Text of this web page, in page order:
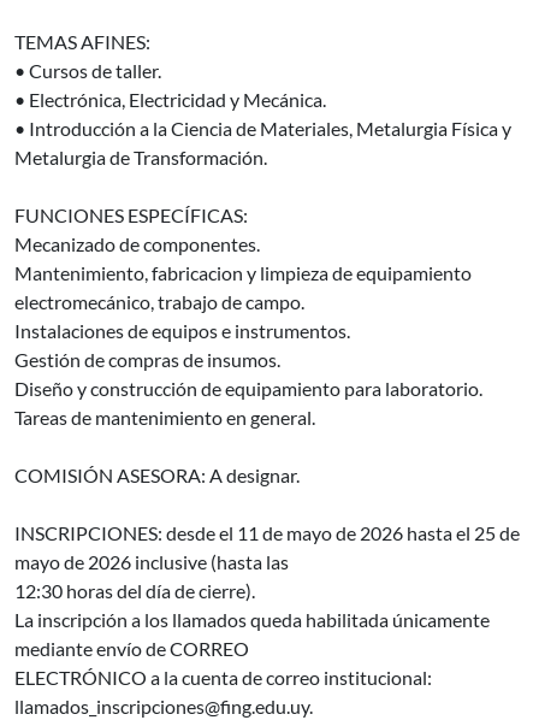
TEMAS AFINES:
• Cursos de taller.
• Electrónica, Electricidad y Mecánica.
• Introducción a la Ciencia de Materiales, Metalurgia Física y
Metalurgia de Transformación.
FUNCIONES ESPECÍFICAS:
Mecanizado de componentes.
Mantenimiento, fabricacion y limpieza de equipamiento
electromecánico, trabajo de campo.
Instalaciones de equipos e instrumentos.
Gestión de compras de insumos.
Diseño y construcción de equipamiento para laboratorio.
Tareas de mantenimiento en general.
COMISIÓN ASESORA: A designar.
INSCRIPCIONES: desde el 11 de mayo de 2026 hasta el 25 de
mayo de 2026 inclusive (hasta las
12:30 horas del día de cierre).
La inscripción a los llamados queda habilitada únicamente
mediante envío de CORREO
ELECTRÓNICO a la cuenta de correo institucional:
llamados_inscripciones@fing.edu.uy.